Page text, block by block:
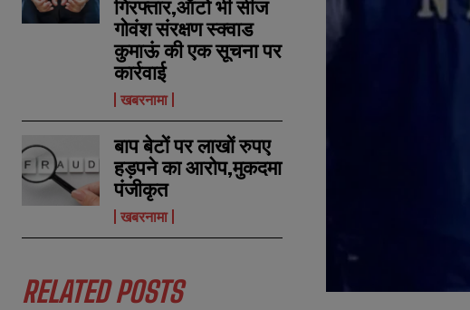
गिरफ्तार,ऑटो भी सीज
गोवंश संरक्षण स्क्वाड
कुमाऊं की एक सूचना पर
कार्रवाई
खबरनामा
बाप बेटों पर लाखों रुपए
हड़पने का आरोप,मुकदमा
पंजीकृत
खबरनामा
RELATED POSTS